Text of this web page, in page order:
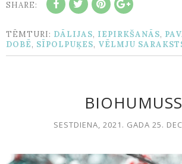
SHARE:
TĒMTURI: DĀLIJAS, IEPIRKŠANĀS,
DOBĒ, SĪPOLPUĶES, VĒLMJU
BIOHUMUSS
SESTDIENA, 2021. GADA 25.